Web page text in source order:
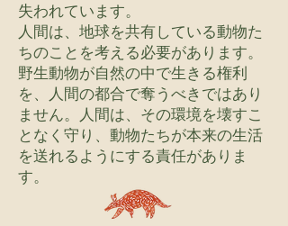
失われています。
人間は、地球を共有している動物た
ちのことを考える必要があります。
野生動物が自然の中で生きる権利
を、人間の都合で奪うべきではあり
ません。人間は、その環境を壊すこ
となく守り、動物たちが本来の生活
を送れるようにする責任がありま
す。